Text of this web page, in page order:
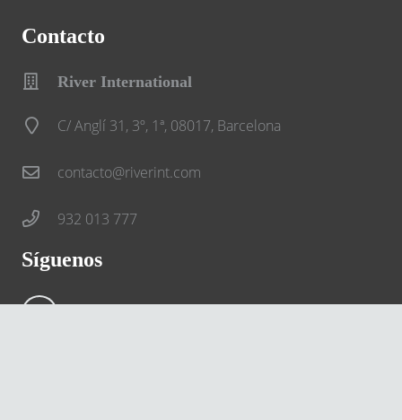
Contacto
River International
C/ Anglí 31, 3º, 1ª, 08017, Barcelona
contacto@riverint.com
932 013 777
Síguenos